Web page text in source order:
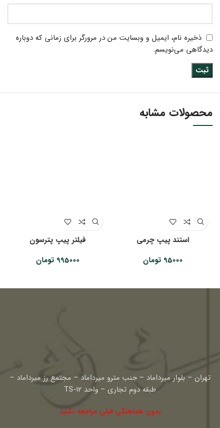
ذخیره نام، ایمیل و وبسایت من در مرورگر برای زمانی که دوباره
دیدگاهی می‌نویسم.
محصولات مشابه
استند پیپ چرمی
95000 تومان
فیلتر پیپ پترسون
995000 تومان
تهران – بلوار میرداماد – جنب مترو میرداماد – مجتمع رز میرداماد –
طبقه دوم تجاری – واحد TS-12
بدون هماهنگی قبلی مراجعه نکنید